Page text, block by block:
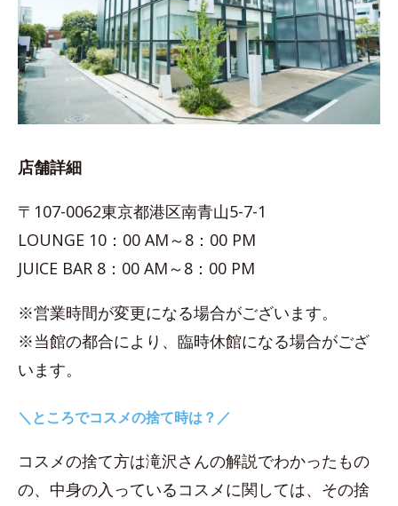
店舗詳細
〒107-0062東京都港区南青山5-7-1
LOUNGE 10：00 AM～8：00 PM
JUICE BAR 8：00 AM～8：00 PM
※営業時間が変更になる場合がございます。
※当館の都合により、臨時休館になる場合がござ
います。
＼ところでコスメの捨て時は？／
コスメの捨て方は滝沢さんの解説でわかったもの
の、中身の入っているコスメに関しては、その捨